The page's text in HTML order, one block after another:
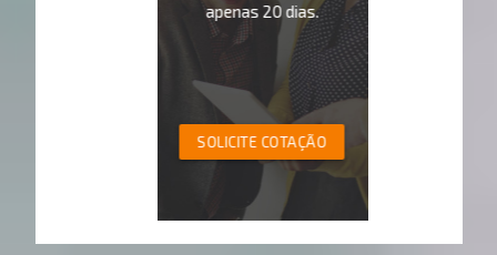
apenas 20 dias.
SOLICITE COTAÇÃO